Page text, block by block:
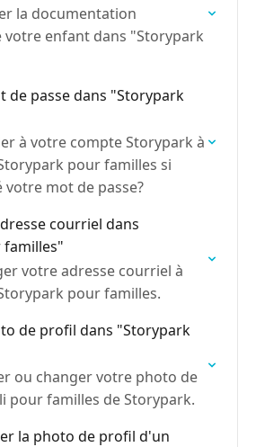
la documentation
votre enfant dans "Storypark
de passe dans "Storypark
à votre compte Storypark à
pour familles si
votre mot de passe?
courriel dans
votre adresse courriel à
pour familles.
de profil dans "Storypark
ou changer votre photo de
pour familles de Storypark.
la photo de profil d'un